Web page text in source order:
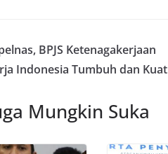
BPJS Ketenagakerjaan
Indonesia Tumbuh dan Kuat
Mungkin Suka